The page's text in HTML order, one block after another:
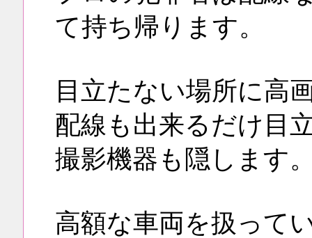
て持ち帰ります。
目立たない場所に高
配線も出来るだけ目
撮影機器も隠します
高額な車両を扱って